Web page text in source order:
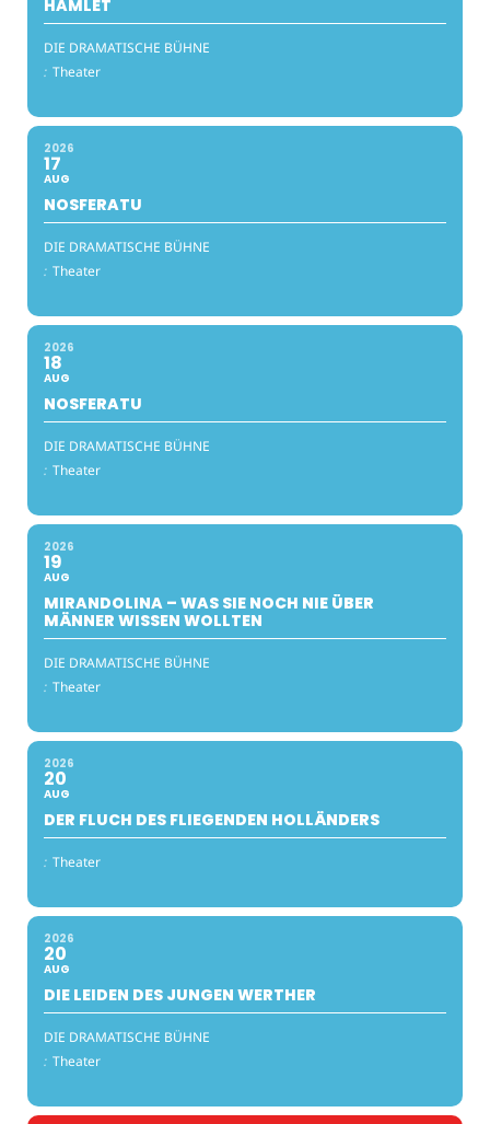
HAMLET
DIE DRAMATISCHE BÜHNE
: Theater
2026
17
AUG
NOSFERATU
DIE DRAMATISCHE BÜHNE
: Theater
2026
18
AUG
NOSFERATU
DIE DRAMATISCHE BÜHNE
: Theater
2026
19
AUG
MIRANDOLINA – WAS SIE NOCH NIE ÜBER
MÄNNER WISSEN WOLLTEN
DIE DRAMATISCHE BÜHNE
: Theater
2026
20
AUG
DER FLUCH DES FLIEGENDEN HOLLÄNDERS
: Theater
2026
20
AUG
DIE LEIDEN DES JUNGEN WERTHER
DIE DRAMATISCHE BÜHNE
: Theater